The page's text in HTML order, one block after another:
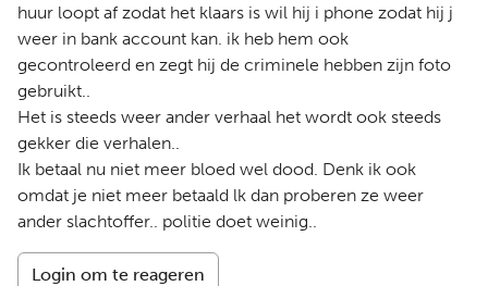
huur loopt af zodat het klaars is wil hij i phone zodat hij j
weer in bank account kan. ik heb hem ook
gecontroleerd en zegt hij de criminele hebben zijn foto
gebruikt..
Het is steeds weer ander verhaal het wordt ook steeds
gekker die verhalen..
Ik betaal nu niet meer bloed wel dood. Denk ik ook
omdat je niet meer betaald lk dan proberen ze weer
ander slachtoffer.. politie doet weinig..
Login om te reageren